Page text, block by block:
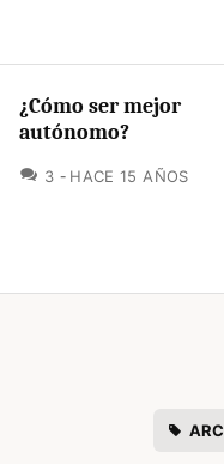
¿Cómo ser mejor
autónomo?
3 COMENTARIOS
HACE 15 AÑOS